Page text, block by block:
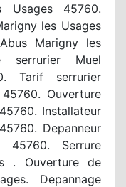
Usages 45760.
les Usages
Marigny les
serrurier Muel
Tarif serrurier
Ouverture
Installateur
Depanneur
45760. Serrure
. Ouverture de
Depannage